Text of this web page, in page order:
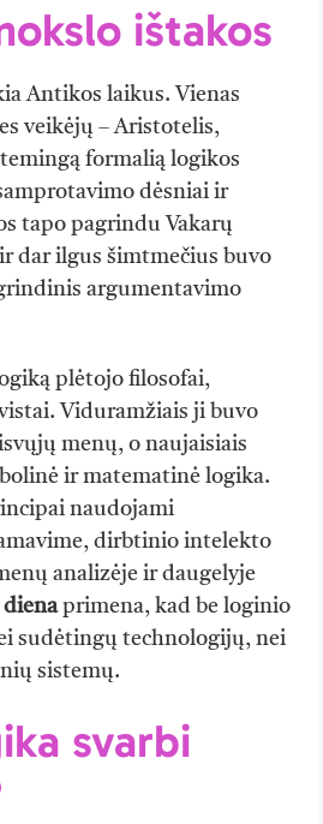
ištakos
Antikos laikus. Vienas
veikėjų – Aristotelis,
formalią logikos
dėsniai ir
tapo pagrindu Vakarų
dar ilgus šimtmečius buvo
argumentavimo
plėtojo filosofai,
Viduramžiais ji buvo
menų, o naujaisiais
ir matematinė logika.
naudojami
dirbtinio intelekto
analizėje ir daugelyje
primena, kad be loginio
sudėtingų technologijų, nei
sistemų.
svarbi